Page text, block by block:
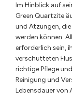
Im Hinblick auf
Green Quartzite
und Ätzungen,
werden können.
erforderlich sein,
verschütteten
richtige Pflege
Reinigung und
Lebensdauer von